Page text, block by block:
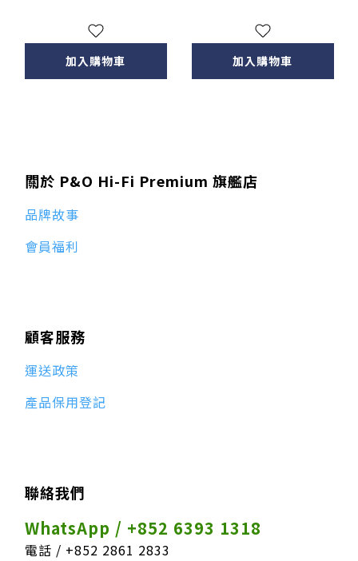
加入購物車 加入購物車
關於 P&O Hi-Fi Premium 旗艦店
品牌故事
會員福利
顧客服務
運送政策
產品保用登記
聯絡我們
WhatsApp / +852 6393 1318
電話 / +852 2861 2833